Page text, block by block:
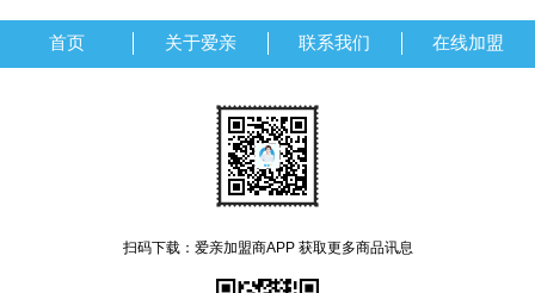
首页 关于爱亲 联系我们 在线加盟
扫码下载：爱亲加盟商APP 获取更多商品讯息